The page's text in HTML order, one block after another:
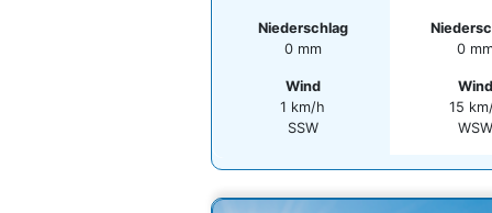
Niederschlag
0 mm
Wind
1 km/h
SSW
0
15